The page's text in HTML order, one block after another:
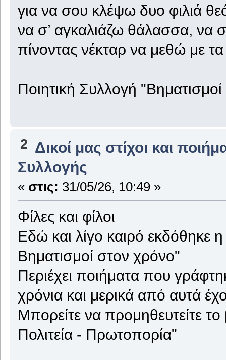
για να σου κλέψω δυο φιλιά
να σ’ αγκαλιάζω θάλασσα, να
πίνοντας νέκταρ να μεθώ με
Ποιητική Συλλογή
2 Δικοί μας στίχοι και
Συλλογής
« στις: 31/05/26, 10:49 »
Φίλες και φίλοι
Εδώ και λίγο καιρό εκδόθηκε
Βηματισμοί στον χρόνο"
Περιέχει ποιήματα που
χρόνια και μερικά από αυτά
Μπορείτε να προμηθευτείτε
Πολιτεία - Πρωτοπορία"